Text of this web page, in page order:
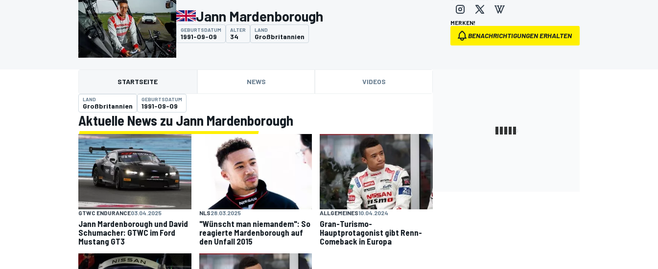
MOTOGP
Jann Mardenborough
GEBURTSDATUM
1991-09-09
ALTER
34
LAND
Großbritannien
MERKEN!
BENACHRICHTIGUNGEN ERHALTEN
STARTSEITE NEWS VIDEOS
LAND
Großbritannien
GEBURTSDATUM
1991-09-09
Aktuelle News zu Jann Mardenborough
GTWC ENDURANCE03.04.2025
Jann Mardenborough und David
Schumacher: GTWC im Ford
Mustang GT3
NLS28.03.2025
"Wünscht man niemandem": So
reagierte Mardenborough auf
den Unfall 2015
ALLGEMEINES10.04.2024
Gran-Turismo-
Hauptprotagonist gibt Renn-
Comeback in Europa